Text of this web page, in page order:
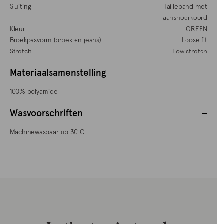
Sluiting
Tailleband met
aansnoerkoord
Kleur
GREEN
Broekpasvorm (broek en jeans)
Loose fit
Stretch
Low stretch
Materiaalsamenstelling
100% polyamide
Wasvoorschriften
Machinewasbaar op 30°C